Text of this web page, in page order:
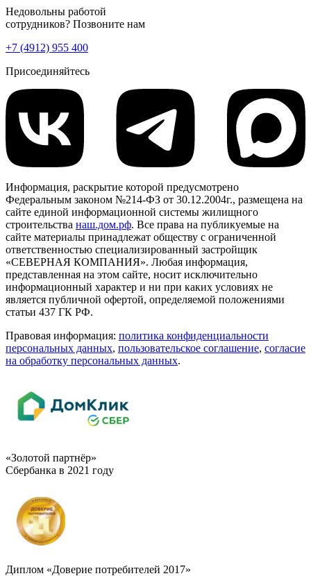
Недовольны работой
сотрудников? Позвоните нам
+7 (4912) 955 400
Присоединяйтесь
Информация, раскрытие которой предусмотрено
Федеральным законом №214-ФЗ от 30.12.2004г., размещена на
сайте единой информационной системы жилищного
строительства наш.дом.рф. Все права на публикуемые на
сайте материалы принадлежат обществу с ограниченной
ответственностью специализированный застройщик
«СЕВЕРНАЯ КОМПАНИЯ». Любая информация,
представленная на этом сайте, носит исключительно
информационный характер и ни при каких условиях не
является публичной офертой, определяемой положениями
статьи 437 ГК РФ.
Правовая информация: политика конфиденциальности
персональных данных, пользовательское cоглашение, cогласие
на обработку персональных данных.
«Золотой партнёр»
Сбербанка в 2021 году
Диплом «Доверие потребителей 2017»